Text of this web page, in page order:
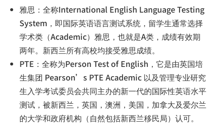
雅思：全称International English Language Testing
System ，即国际英语语言测试系统，留学生通常选择
学术类（Academic）雅思，也就是A类，成绩有效期
两年。新西兰所有高校均接受雅思成绩。
PTE ：全称为Person Test of English ，它是由英国培
生集团 Pearson’s PTE Academic 以及管理专业研究
生入学考试委员会共同主办的新一代的国际性英语水平
测试，被新西兰，英国，澳洲，美国，加拿大及爱尔兰
的大学和政府机构（自然包括新西兰移民局）认可。